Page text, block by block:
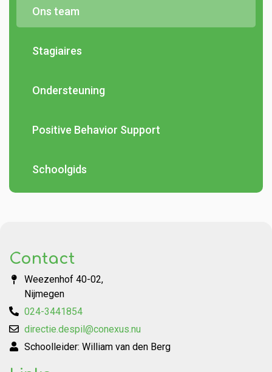
Ons team
Stagiaires
Ondersteuning
Positive Behavior Support
Schoolgids
Contact
Weezenhof 40-02,
Nijmegen
024-3441854
directie.despil@conexus.nu
Schoolleider: William van den Berg